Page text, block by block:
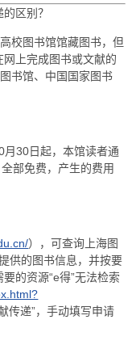
区别？
校图书馆馆藏图书，但
上完成图书或文献的
书馆、中国国家图书
30日起，本馆读者通
部免费，产生的费用
），可查询上海图
供的图书信息，并按要
的资源“e得”无法检索
传递”，手动填写申请